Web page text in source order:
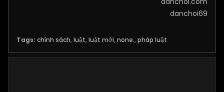
danchoi69
Tags: chính sách, luật, luật mới, none., pháp luật